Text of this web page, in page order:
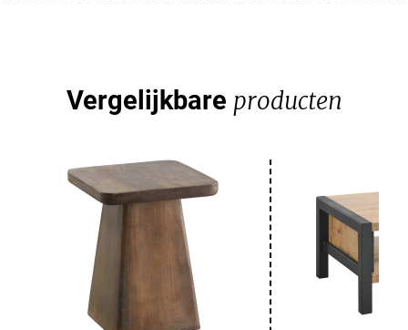
Vergelijkbare producten